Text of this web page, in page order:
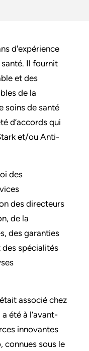
d'expérience
Il fournit
et des
de la
soins de santé
d’accords qui
et/ou Anti-
des
des directeurs
de la
des garanties
spécialités
associé chez
été à l’avant-
innovantes
connues sous le